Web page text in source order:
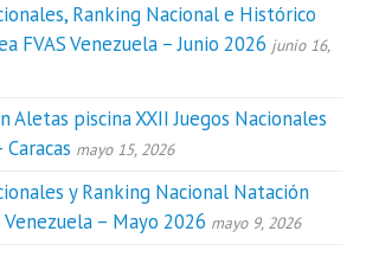
Ranking Nacional e Histórico
FVAS Venezuela – Junio 2026 junio 16,
Aletas piscina XXII Juegos Nacionales
mayo 15, 2026
y Ranking Nacional Natación
Venezuela – Mayo 2026 mayo 9, 2026